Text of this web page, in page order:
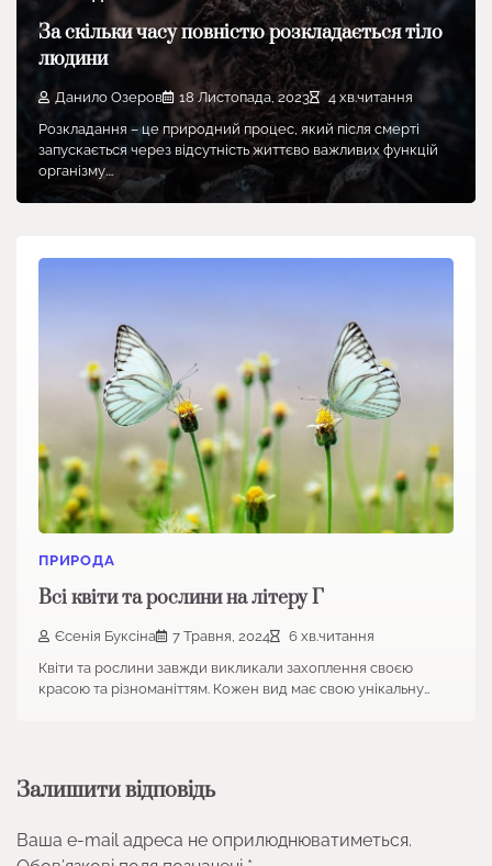
За скільки часу повністю розкладається тіло
людини
Данило Озеров 18 Листопада, 2023
4 хв.читання
Розкладання – це природний процес, який після смерті
запускається через відсутність життєво важливих функцій
організму.…
ПРИРОДА
Всі квіти та рослини на літеру Г
Єсенія Буксіна 7 Травня, 2024
6 хв.читання
Квіти та рослини завжди викликали захоплення своєю
красою та різноманіттям. Кожен вид має свою унікальну…
Залишити відповідь
Ваша e-mail адреса не оприлюднюватиметься.